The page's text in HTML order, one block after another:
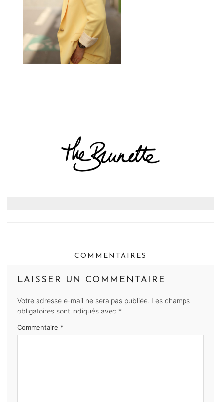
COMMENTAIRES
LAISSER UN COMMENTAIRE
Votre adresse e-mail ne sera pas publiée. Les champs
obligatoires sont indiqués avec *
Commentaire *